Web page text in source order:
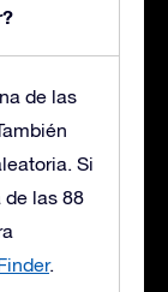
de las
Si
de las 88
.